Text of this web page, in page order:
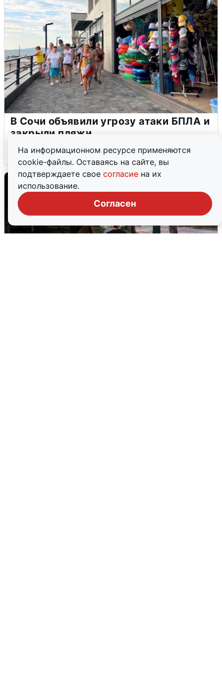
На информационном ресурсе применяются
cookie-файлы. Оставаясь на сайте, вы
подтверждаете свое согласие на их
использование.
Согласен
В Сочи объявили угрозу атаки БПЛА и
закрыли пляжи
6 августа 0